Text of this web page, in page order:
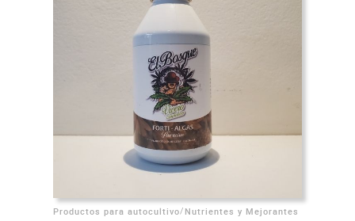
Productos para autocultivo/ Nutrientes y Mejorantes